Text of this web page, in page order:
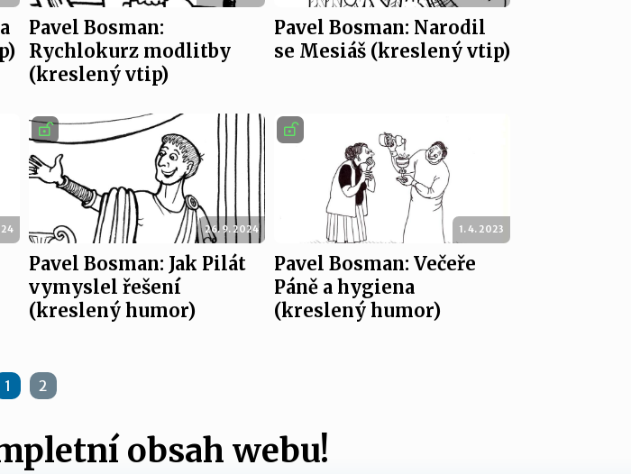
Pavel Bosman:
Rychlokurz modlitby
(kreslený vtip)
Pavel Bosman: Narodil
se Mesiáš (kreslený vtip)
26. 9. 2024
Pavel Bosman: Jak Pilát
vymyslel řešení
(kreslený humor)
1. 4. 2023
Pavel Bosman: Večeře
Páně a hygiena
(kreslený humor)
1 2
obsah webu!